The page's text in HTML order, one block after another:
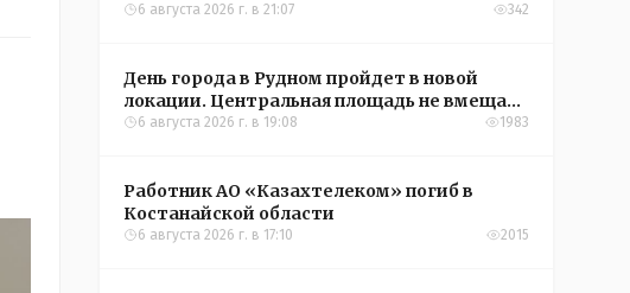
6 августа 2026 г. в 21:07 342
День города в Рудном пройдет в новой
локации. Центральная площадь не вмещает
всех желающих
6 августа 2026 г. в 19:08 1983
Работник АО «Казахтелеком» погиб в
Костанайской области
6 августа 2026 г. в 17:10 2015